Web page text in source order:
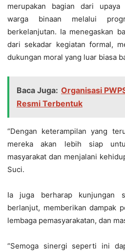
merupakan bagian dari upaya
warga binaan melalui
berkelanjutan. Ia menegaskan
dari sekadar kegiatan formal,
dukungan moral yang luar biasa
Baca Juga: Organisasi
Resmi Terbentuk
“Dengan keterampilan yang
mereka akan lebih siap
masyarakat dan menjalani
Suci.
Ia juga berharap kunjungan
berlanjut, memberikan dampak
lembaga pemasyarakatan, dan
“Semoga sinergi seperti ini